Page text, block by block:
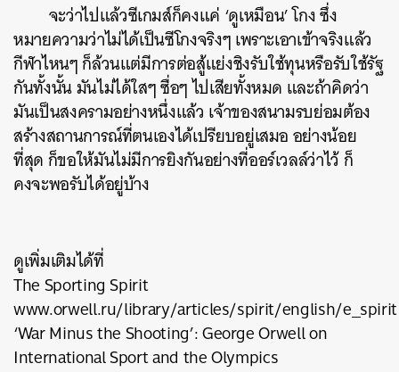
​ จะว่าไปแล้วซีเกมส์ก็คงแค่ ‘ดูเหมือน’ โกง ซึ่ง
หมายความว่าไม่ได้เป็นซีโกงจริงๆ เพราะเอาเข้าจริงแล้ว
กีฬาไหนๆ ก็ล้วนแต่มีการต่อสู้แย่งชิงรับใช้ทุนหรือรับใช้รัฐ
กันทั้งนั้น มันไม่ได้ใสๆ ซื่อๆ ไปเสียทั้งหมด และถ้าคิดว่า
มันเป็นสงครามอย่างหนึ่งแล้ว เจ้าของสนามรบย่อมต้อง
สร้างสถานการณ์ที่ตนเองได้เปรียบอยู่เสมอ อย่างน้อย
ที่สุด ก็ขอให้มันไม่มีการยิงกันอย่างที่ออร์เวลล์ว่าไว้ ก็
คงจะพอรับได้อยู่บ้าง
ดูเพิ่มเติมได้ที่
The Sporting Spirit
www.orwell.ru/library/articles/spirit/english/e_spirit
‘War Minus the Shooting’: George Orwell on
International Sport and the Olympics